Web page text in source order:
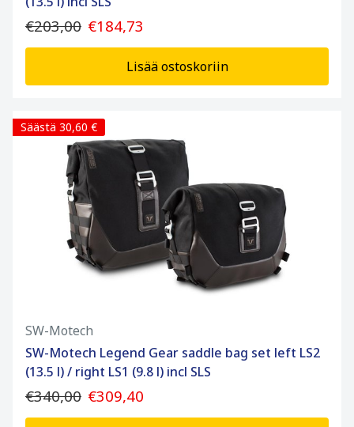
€203,00 €184,73
Lisää ostoskoriin
Säästä 30,60 €
SW-Motech
SW-Motech Legend Gear saddle bag set left LS2
(13.5 l) / right LS1 (9.8 l) incl SLS
€340,00 €309,40